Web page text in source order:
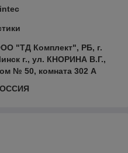
"ТД Комплект", РБ, г.
г., ул. КНОРИНА В.Г.,
№ 50, комната 302 А